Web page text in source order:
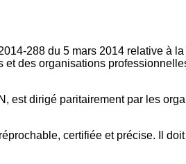
288 du 5 mars 2014 relative à
des organisations
est dirigé paritairement par les
certifiée et précise. Il